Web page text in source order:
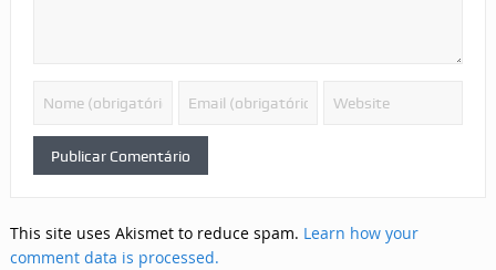
This site uses Akismet to reduce spam. Learn how your
comment data is processed.